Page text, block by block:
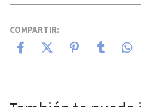
COMPARTIR: